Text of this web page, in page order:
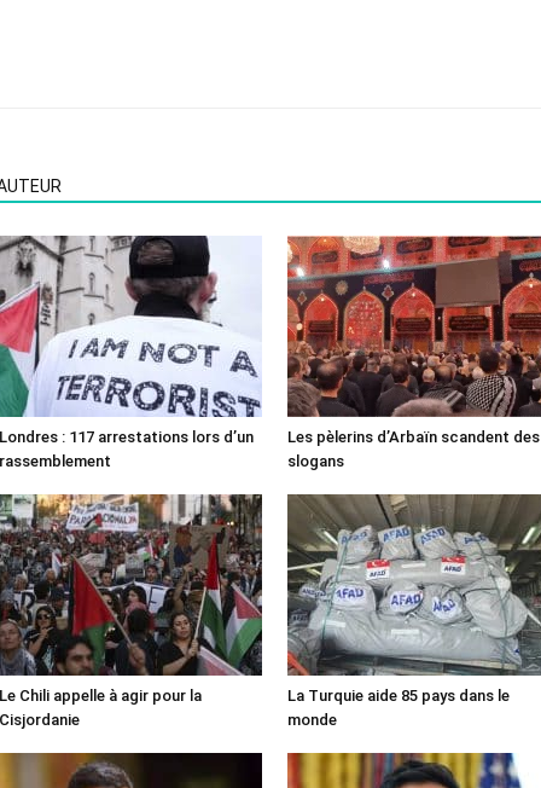
Londres : 117 arrestations lors d’un
rassemblement
Les pèlerins d’Arbaïn scandent des
slogans
Le Chili appelle à agir pour la
Cisjordanie
La Turquie aide 85 pays dans le
monde